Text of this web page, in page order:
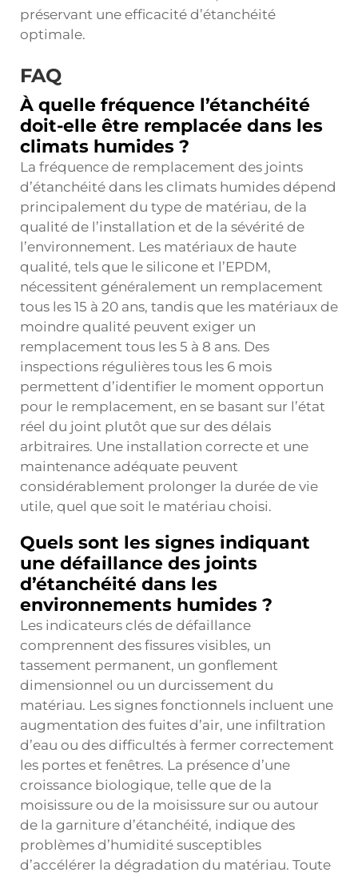
préservant une efficacité d’étanchéité
optimale.
FAQ
À quelle fréquence l’étanchéité
doit-elle être remplacée dans les
climats humides ?
La fréquence de remplacement des joints
d’étanchéité dans les climats humides dépend
principalement du type de matériau, de la
qualité de l’installation et de la sévérité de
l’environnement. Les matériaux de haute
qualité, tels que le silicone et l’EPDM,
nécessitent généralement un remplacement
tous les 15 à 20 ans, tandis que les matériaux de
moindre qualité peuvent exiger un
remplacement tous les 5 à 8 ans. Des
inspections régulières tous les 6 mois
permettent d’identifier le moment opportun
pour le remplacement, en se basant sur l’état
réel du joint plutôt que sur des délais
arbitraires. Une installation correcte et une
maintenance adéquate peuvent
considérablement prolonger la durée de vie
utile, quel que soit le matériau choisi.
Quels sont les signes indiquant
une défaillance des joints
d’étanchéité dans les
environnements humides ?
Les indicateurs clés de défaillance
comprennent des fissures visibles, un
tassement permanent, un gonflement
dimensionnel ou un durcissement du
matériau. Les signes fonctionnels incluent une
augmentation des fuites d’air, une infiltration
d’eau ou des difficultés à fermer correctement
les portes et fenêtres. La présence d’une
croissance biologique, telle que de la
moisissure ou de la moisissure sur ou autour
de la garniture d’étanchéité, indique des
problèmes d’humidité susceptibles
d’accélérer la dégradation du matériau. Toute